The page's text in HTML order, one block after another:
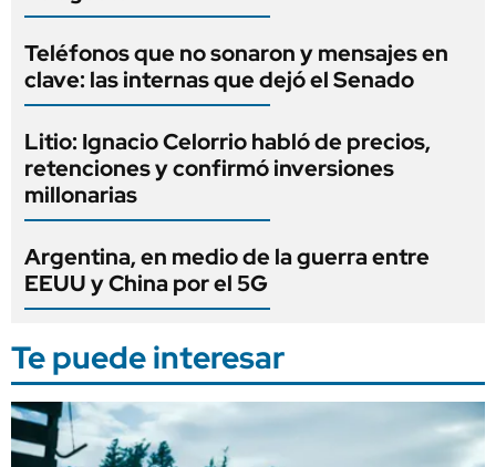
Teléfonos que no sonaron y mensajes en
clave: las internas que dejó el Senado
Litio: Ignacio Celorrio habló de precios,
retenciones y confirmó inversiones
millonarias
Argentina, en medio de la guerra entre
EEUU y China por el 5G
Te puede interesar